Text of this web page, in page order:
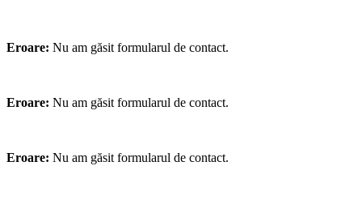
Eroare: Nu am găsit formularul de contact.
Eroare: Nu am găsit formularul de contact.
Eroare: Nu am găsit formularul de contact.